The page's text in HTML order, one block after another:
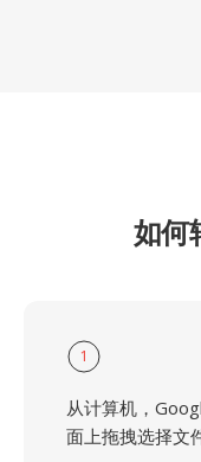
如何
1
从计算机，
面上拖拽选择文